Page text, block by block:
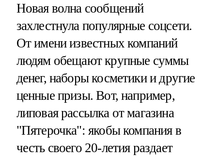
Новая волна сообщений
захлестнула популярные соцсети.
От имени известных компаний
людям обещают крупные суммы
денег, наборы косметики и другие
ценные призы. Вот, например,
липовая рассылка от магазина
"Пятерочка": якобы компания в
честь своего 20-летия раздает